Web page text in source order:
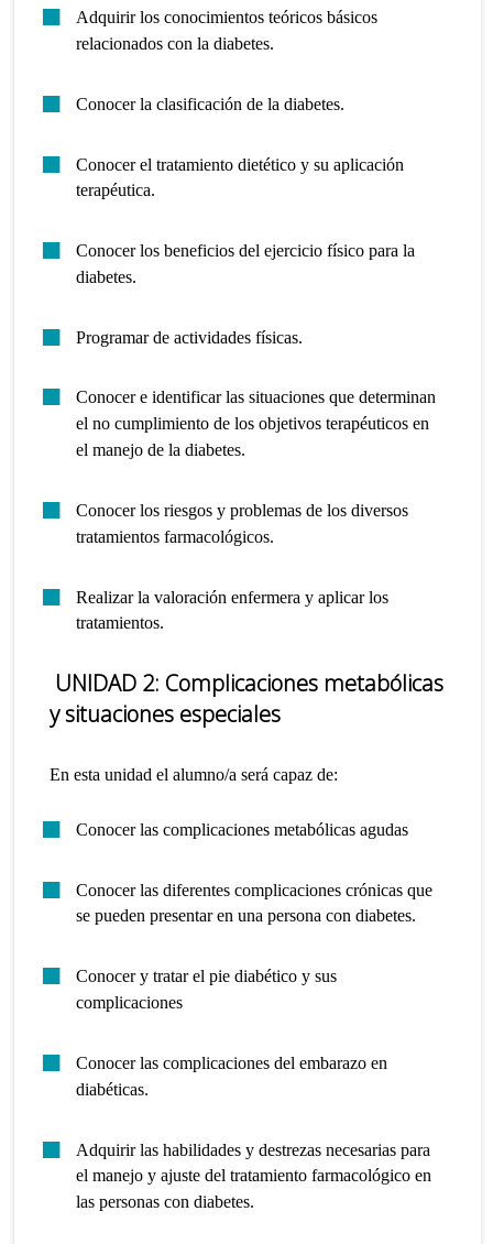
Adquirir los conocimientos teóricos básicos
relacionados con la diabetes.
Conocer la clasificación de la diabetes.
Conocer el tratamiento dietético y su aplicación
terapéutica.
Conocer los beneficios del ejercicio físico para la
diabetes.
Programar de actividades físicas.
Conocer e identificar las situaciones que determinan
el no cumplimiento de los objetivos terapéuticos en
el manejo de la diabetes.
Conocer los riesgos y problemas de los diversos
tratamientos farmacológicos.
Realizar la valoración enfermera y aplicar los
tratamientos.
UNIDAD 2: Complicaciones metabólicas
y situaciones especiales
En esta unidad el alumno/a será capaz de:
Conocer las complicaciones metabólicas agudas
Conocer las diferentes complicaciones crónicas que
se pueden presentar en una persona con diabetes.
Conocer y tratar el pie diabético y sus
complicaciones
Conocer las complicaciones del embarazo en
diabéticas.
Adquirir las habilidades y destrezas necesarias para
el manejo y ajuste del tratamiento farmacológico en
las personas con diabetes.